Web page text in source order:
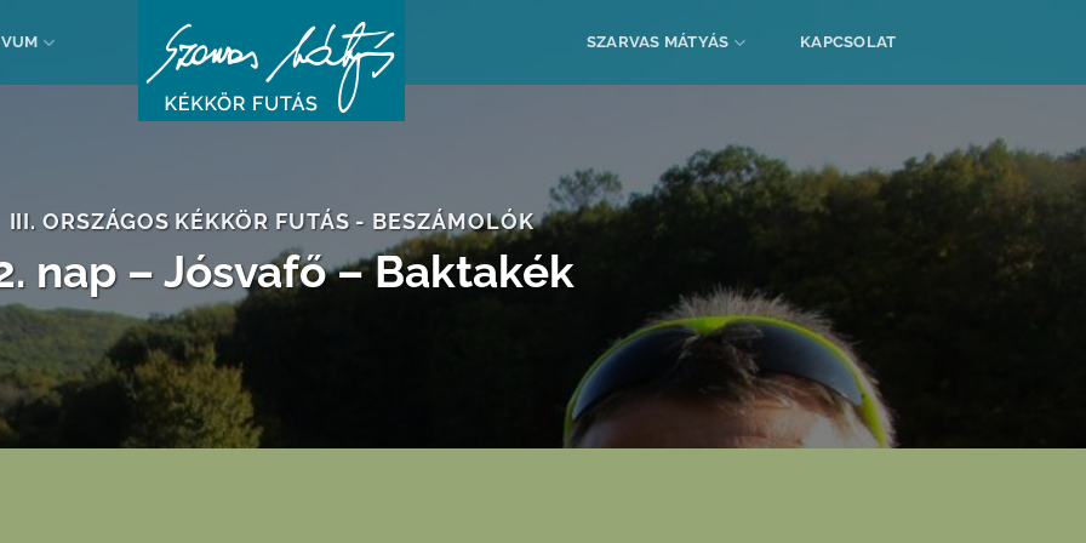
SZARVAS MÁTYÁS KAPCSOLAT
III. ORSZÁGOS KÉKKÖR FUTÁS - BESZÁMOLÓK
nap – Jósvafő – Baktakék